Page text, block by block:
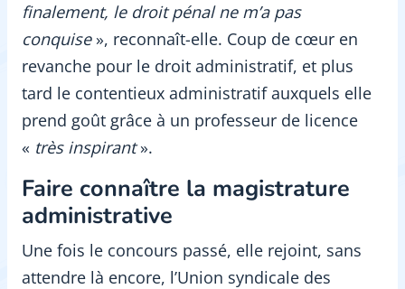
finalement, le droit pénal ne m’a pas
conquise », reconnaît-elle. Coup de cœur en
revanche pour le droit administratif, et plus
tard le contentieux administratif auxquels elle
prend goût grâce à un professeur de licence
« très inspirant».
Faire connaître la magistrature
administrative
Une fois le concours passé, elle rejoint, sans
attendre là encore, l’Union syndicale des